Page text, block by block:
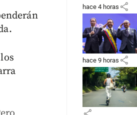
hace 4 horas share
hace 9 horas share